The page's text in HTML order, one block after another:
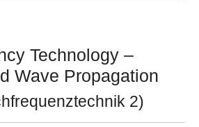
Technology –
Wave Propagation
2)